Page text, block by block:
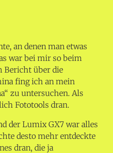
an denen man etwas
war bei mir so beim
Bericht über die
fing ich an mein
zu untersuchen. Als
Fototools dran.
der Lumix GX7 war alles
desto mehr entdeckte
dran, die ja